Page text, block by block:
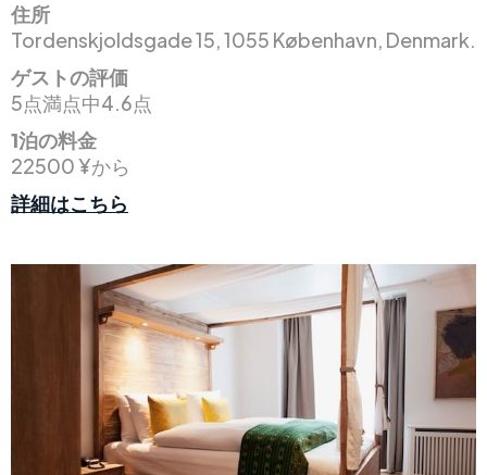
住所
Tordenskjoldsgade 15, 1055 København, Denmark.
ゲストの評価
5点満点中4.6点
1泊の料金
22500 ¥から
詳細はこちら